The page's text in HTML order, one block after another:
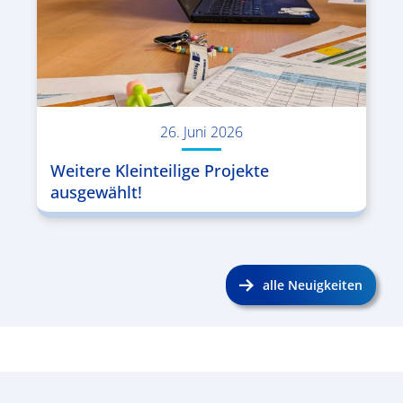
26. Juni 2026
Weitere Kleinteilige Projekte
ausgewählt!
alle Neuigkeiten